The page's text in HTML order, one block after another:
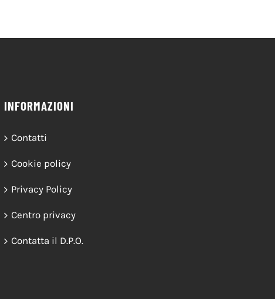
INFORMAZIONI
Contatti
Cookie policy
Privacy Policy
Centro privacy
Contatta il D.P.O.